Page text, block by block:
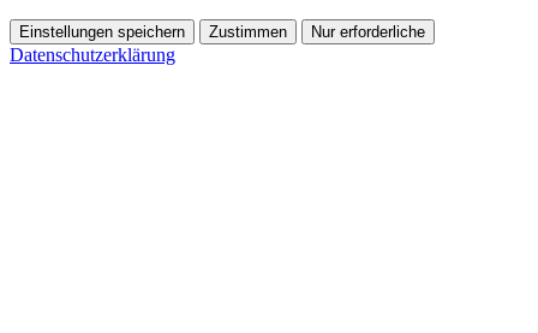
Einstellungen speichern Zustimmen Nur erforderliche
Datenschutzerklärung